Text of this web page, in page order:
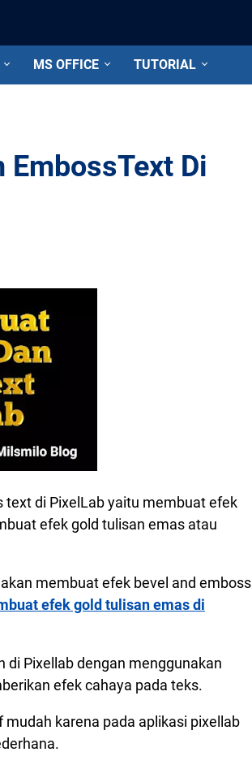
MS OFFICE TUTORIAL
EmbossText Di
text di PixelLab yaitu membuat efek
efek gold tulisan emas atau
membuat efek bevel and emboss
efek gold tulisan emas di
Pixellab dengan menggunakan
efek cahaya pada teks.
karena pada aplikasi pixellab